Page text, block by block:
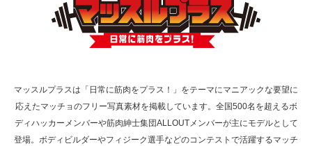
TOKYO FMラジオ番組「ONE MORNING」
で紹介さ…
た（6/8放送）
マッスルプラスは「日常に筋肉をプラス！」をテーマにマニアックな要望に
応えたマッチョのフリー写真素材を掲載しています。全国500名を超えるボ
ディハッカーメンバーや筋肉紳士集団ALLOUTメンバーが主にモデルとして
登場。ボディビルダーやフィジーク選手などのコンテストで活躍するマッチ